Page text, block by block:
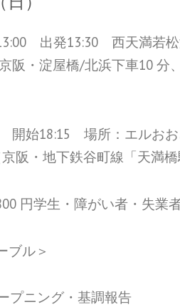
出発13:30 西天満若松
阪・淀屋橋/北浜下車10 分
開始18:15 場所：エルおお
阪・地下鉄谷町線「天満橋
円学生・障がい者・失業
ブル＞
プニング・基調報告